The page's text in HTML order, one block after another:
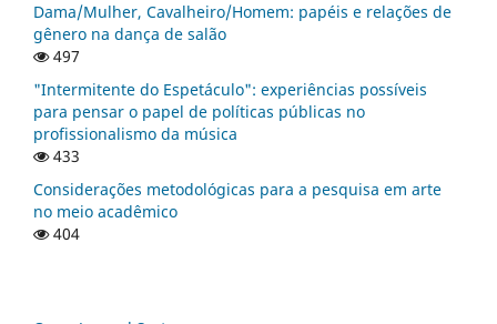
Dama/Mulher, Cavalheiro/Homem: papéis e relações de
gênero na dança de salão
497
"Intermitente do Espetáculo": experiências possíveis
para pensar o papel de políticas públicas no
profissionalismo da música
433
Considerações metodológicas para a pesquisa em arte
no meio acadêmico
404